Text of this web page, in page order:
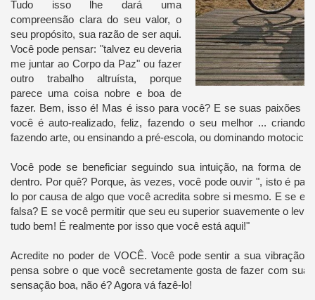
Tudo isso lhe dará uma
compreensão clara do seu valor, o
seu propósito, sua razão de ser aqui.
Você pode pensar: "talvez eu deveria
me juntar ao Corpo da Paz" ou fazer
outro trabalho altruísta, porque
parece uma coisa nobre e boa de
fazer. Bem, isso é! Mas é isso para você? E se suas paixões
você é auto-realizado, feliz, fazendo o seu melhor ... criando
fazendo arte, ou ensinando a pré-escola, ou dominando
Você pode se beneficiar seguindo sua intuição, na forma de
dentro. Por quê? Porque, às vezes, você pode ouvir ", isto é
lo por causa de algo que você acredita sobre si mesmo. E se
falsa? E se você permitir que seu eu superior suavemente o leve
tudo bem! É realmente por isso que você está aqui!"
Acredite no poder de VOCÊ. Você pode sentir a sua vibração
pensa sobre o que você secretamente gosta de fazer com sua
sensação boa, não é? Agora vá fazê-lo!